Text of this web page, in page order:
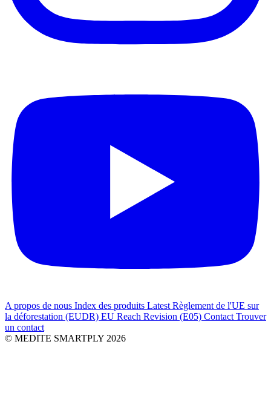
A propos de nous Index des produits LatestRèglement de l'UE sur
la déforestation (EUDR) EU Reach Revision (E05) ContactTrouver
un contact
© MEDITE SMARTPLY 2026